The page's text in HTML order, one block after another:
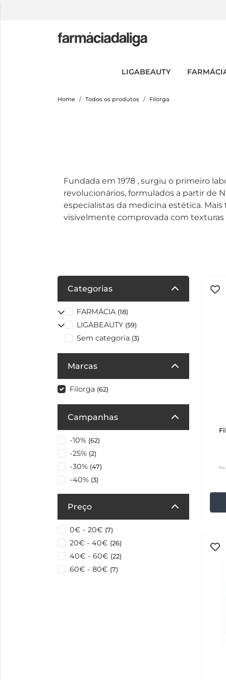
LIGABEAUTY
Home Todos os produtos Filorga
Fundada em 1978 , surgiu o primeiro
revolucionários, formulados a partir de
especialistas da medicina estética.
visivelmente comprovada com texturas
Categorias
FARMÁCIA (18)
LIGABEAUTY (59)
Sem categoria (3)
Marcas
Filorga (62)
Campanhas
-10% (62)
-25% (2)
-30% (47)
-40% (3)
Preço
0€ - 20€ (7)
20€ - 40€ (26)
40€ - 60€ (22)
60€ - 80€ (7)